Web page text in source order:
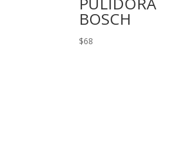
BOSCH
$68